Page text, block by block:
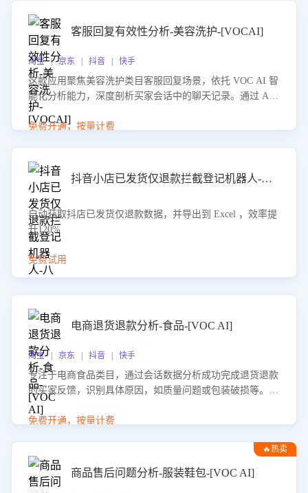
客服回复有效性分析-美容洗护-[VOCAI]
淘宝 | 京东 | 抖音 | 快手
这款应用聚焦美容洗护类目客服回复场景，依托 VOC AI 智
能化分析能力，深度剖析买家会话中的聊天记录。通过 AI
大模型精准定位客服在不同场景的理解与回应难点，评判解
答的有效性与完整性，输出针对性改进策略，助力商家快速
免费开通，按量计费
抖音小店已发货仅退款拦截登记机器人-八爪鱼
自动获取抖店已发货仅退款数据，并导出到 Excel ，效率提
升120%
免费试用
电商退货退款分析-食品-[VOC AI]
淘宝 | 京东 | 抖音 | 快手
专注于电商食品类目，通过会话数据分析成功完成退货退款
的买家反馈，识别具体原因，如质量问题或包装破损等。结
合AI大模型，自动评估客服挽回效果，输出优化策略，助力
商家降低退款率，提升售后效率。
免费开通，按量计费
🔥热卖
商品售后问题分析-服装鞋包-[VOC AI]